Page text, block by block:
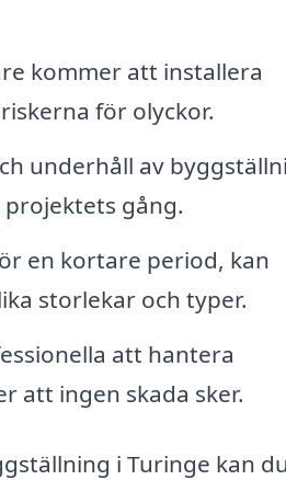
kommer att installera
för olyckor.
underhåll av
gång.
en kortare period, kan
storlekar och typer.
att hantera
att ingen skada sker.
i Turinge kan